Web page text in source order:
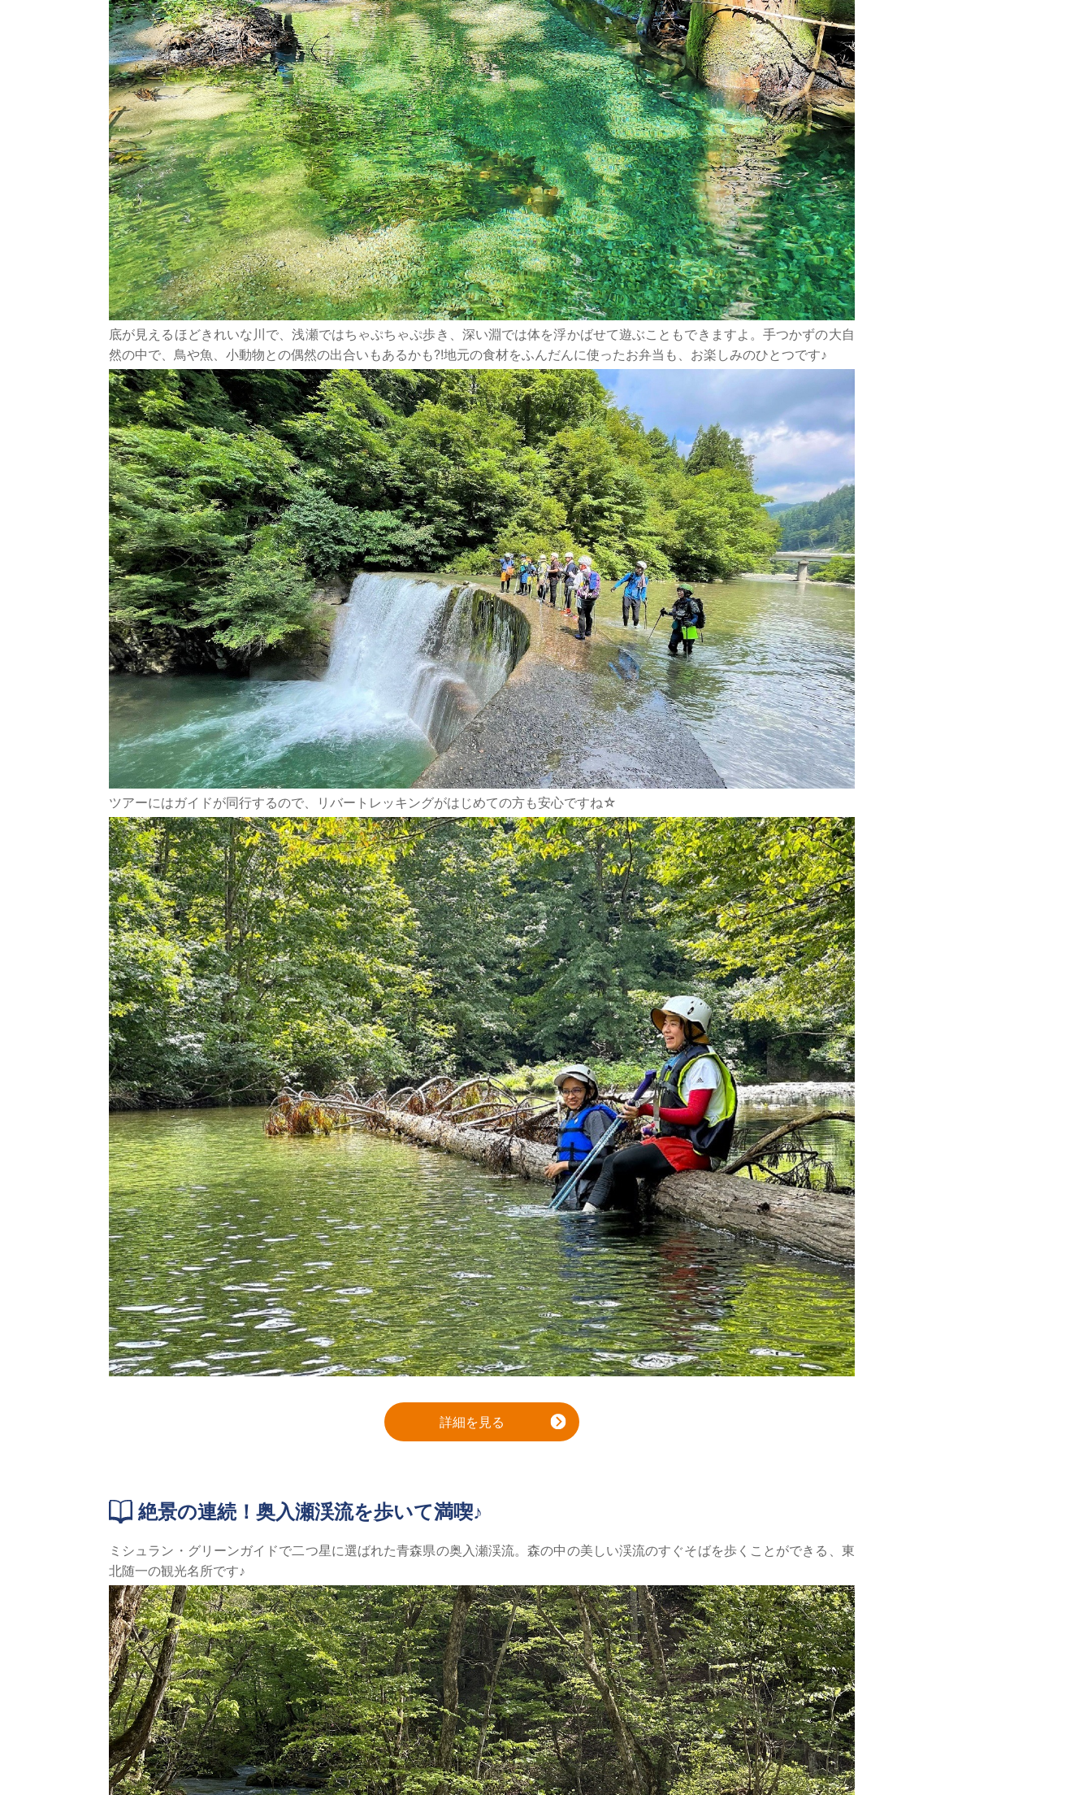
底が見えるほどきれいな川で、浅瀬ではちゃぷちゃぷ歩き、深い淵では体を浮かばせて遊ぶこともできますよ。手つかずの大自
然の中で、鳥や魚、小動物との偶然の出合いもあるかも?!地元の食材をふんだんに使ったお弁当も、お楽しみのひとつです♪
ツアーにはガイドが同行するので、リバートレッキングがはじめての方も安心ですね☆
詳細を見る
絶景の連続！奥入瀬渓流を歩いて満喫♪
ミシュラン・グリーンガイドで二つ星に選ばれた青森県の奥入瀬渓流。森の中の美しい渓流のすぐそばを歩くことができる、東
北随一の観光名所です♪